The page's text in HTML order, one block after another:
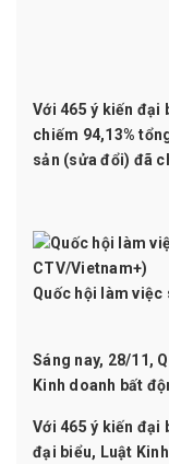
Với 465 ý kiến đại
chiếm 94,13%
sản (sửa đổi) đã
Quốc hội làm việc
Sáng nay, 28/11,
Kinh doanh bất
Với 465 ý kiến đại
đại biểu, Luật